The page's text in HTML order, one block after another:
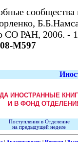
сообщества
СО РАН, 2006. -
М597
ИНОСТРАННЫЕ
И В ФОНД
Поступления в Отделение
на предыдущей неделе